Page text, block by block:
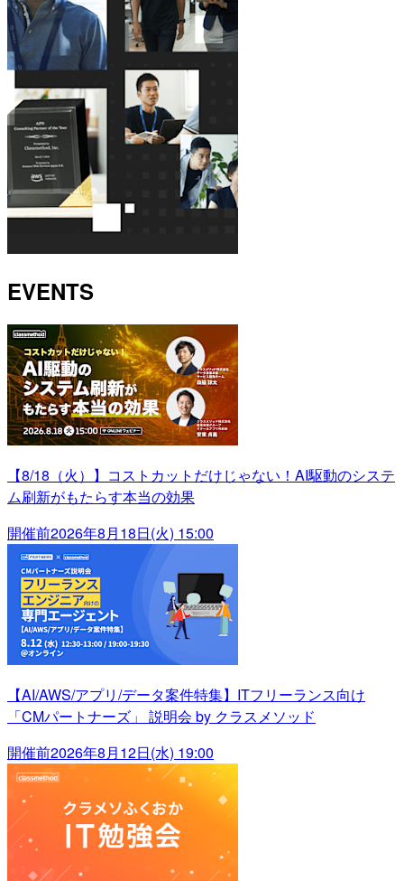
EVENTS
【8/18（火）】コストカットだけじゃない！AI駆動のシステ
ム刷新がもたらす本当の効果
開催前2026年8月18日(火) 15:00
【AI/AWS/アプリ/データ案件特集】ITフリーランス向け
「CMパートナーズ」 説明会 by クラスメソッド
開催前2026年8月12日(水) 19:00